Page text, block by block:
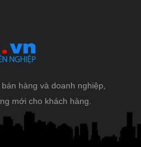
hàng và doanh nghiệp,
mới cho khách hàng.